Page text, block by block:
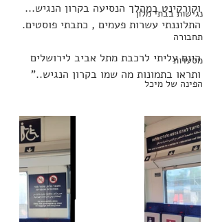
נגישות בבתי מלון
תחבורה
מסעדות
הפינה של מיכל
וקורקינט במהלך הנסיעה בקרון הנגיש...
התלוננתי עשרות פעמים , כתבתי פוסטים.
היום עליתי לרכבת מתל אביב לירושלים
ותראו בתמונות מה שמו בקרון הנגיש.."